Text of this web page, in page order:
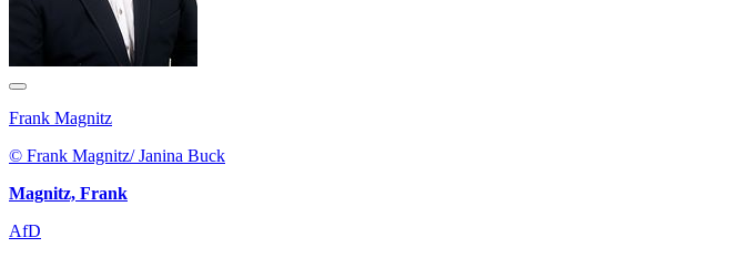
Frank Magnitz
© Frank Magnitz/ Janina Buck
Magnitz, Frank
AfD